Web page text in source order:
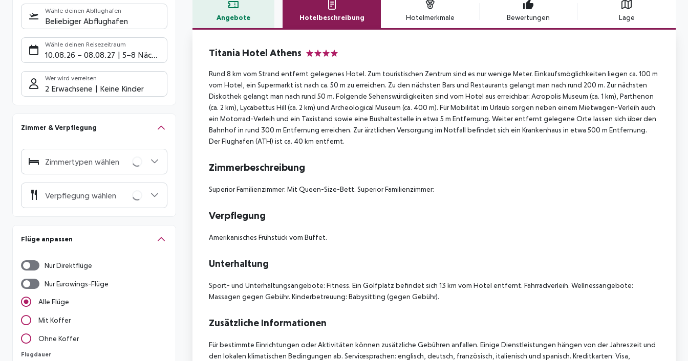
Wähle deinen Abflughafen
Beliebiger Abflughafen
Wähle deinen Reisezeitraum
10.08.26 – 08.08.27 5-8 Nächte
Wer wird verreisen
2 Erwachsene Keine Kinder
Zimmer & Verpflegung
Zimmertypen wählen
Verpflegung wählen
Flüge anpassen
Nur Direktflüge
Nur Eurowings-Flüge
Alle Flüge
Mit Koffer
Ohne Koffer
Flugdauer
Flugdauer
Angebote Hotelbeschreibung Hotelmerkmale Bewertungen Lage
Titania Hotel Athens
Rund 8 km vom Strand entfernt gelegenes Hotel. Zum touristischen Zentrum sind es nur wenige Meter. Einkaufsmöglichkeiten liegen ca. 100 m
vom Hotel, ein Supermarkt ist nach ca. 50 m zu erreichen. Zu den nächsten Bars und Restaurants gelangt man nach rund 200 m. Zur nächsten
Diskothek gelangt man nach rund 50 m. Folgende Sehenswürdigkeiten sind vom Hotel aus erreichbar: Acropolis Museum (ca. 1 km), Parthenon
(ca. 2 km), Lycabettus Hill (ca. 2 km) und Archeological Museum (ca. 400 m). Für Mobilität im Urlaub sorgen neben einem Mietwagen-Verleih auch
ein Motorrad-Verleih und ein Taxistand sowie eine Bushaltestelle in etwa 5 m Entfernung. Weiter entfernt gelegene Orte lassen sich über den
Bahnhof in rund 300 m Entfernung erreichen. Zur ärztlichen Versorgung im Notfall befindet sich ein Krankenhaus in etwa 500 m Entfernung.
Der Flughafen (ATH) ist ca. 40 km entfernt.
Zimmerbeschreibung
Superior Familienzimmer: Mit Queen-Size-Bett. Superior Familienzimmer:
Verpflegung
Amerikanisches Frühstück vom Buffet.
Unterhaltung
Sport- und Unterhaltungsangebote: Fitness. Ein Golfplatz befindet sich 13 km vom Hotel entfernt. Fahrradverleih. Wellnessangebote:
Massagen gegen Gebühr. Kinderbetreuung: Babysitting (gegen Gebühr).
Zusätzliche Informationen
Für bestimmte Einrichtungen oder Aktivitäten können zusätzliche Gebühren anfallen. Einige Dienstleistungen hängen von der Jahreszeit und
den lokalen klimatischen Bedingungen ab. Servicesprachen: englisch, deutsch, französisch, italienisch und spanisch. Kreditkarten: Visa,